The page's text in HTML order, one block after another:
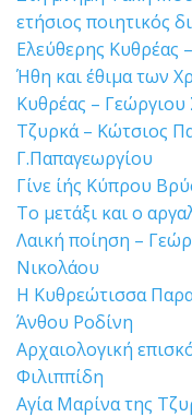
ετήσιος ποιητικός
Ελεύθερης Κυθρέας
Ήθη και έθιμα των
Κυθρέας – Γεώργιου
Τζυρκά – Κώτσιος
Γ.Παπαγεωργίου
Γίνε ίής Κύπρου
Το μετάξι και ο
Λαική ποίηση –
Νικολάου
Η Κυθρεώτισσα
Άνθου Ροδίνη
Αρχαιολογική
Φιλιππίδη
Αγία Μαρίνα της